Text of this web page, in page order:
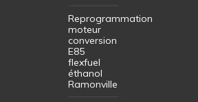
Reprogrammation
moteur
conversion
E85
flexfuel
éthanol
Ramonville